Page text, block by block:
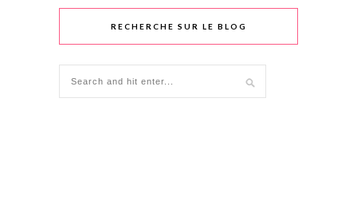
RECHERCHE SUR LE BLOG